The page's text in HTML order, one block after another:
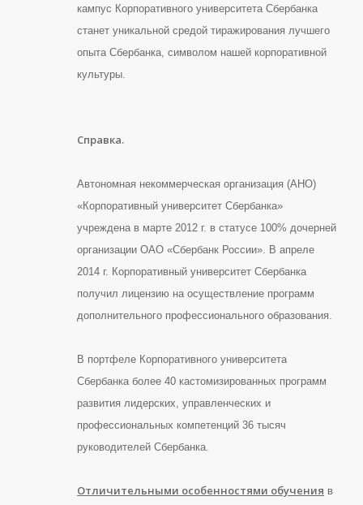
кампус Корпоративного университета Сбербанка
станет уникальной средой тиражирования лучшего
опыта Сбербанка, символом нашей корпоративной
культуры.
Справка.
Автономная некоммерческая организация (АНО)
«Корпоративный университет Сбербанка»
учреждена в марте 2012 г. в статусе 100% дочерней
организации ОАО «Сбербанк России». В апреле
2014 г. Корпоративный университет Сбербанка
получил лицензию на осуществление программ
дополнительного профессионального образования.
В портфеле Корпоративного университета
Сбербанка более 40 кастомизированных программ
развития лидерских, управленческих и
профессиональных компетенций 36 тысяч
руководителей Сбербанка.
Отличительными особенностями обучения в